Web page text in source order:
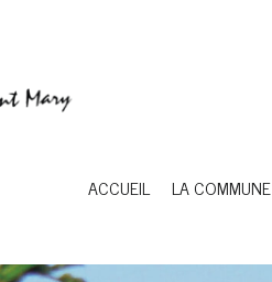
ACCUEIL LA COMMUNE